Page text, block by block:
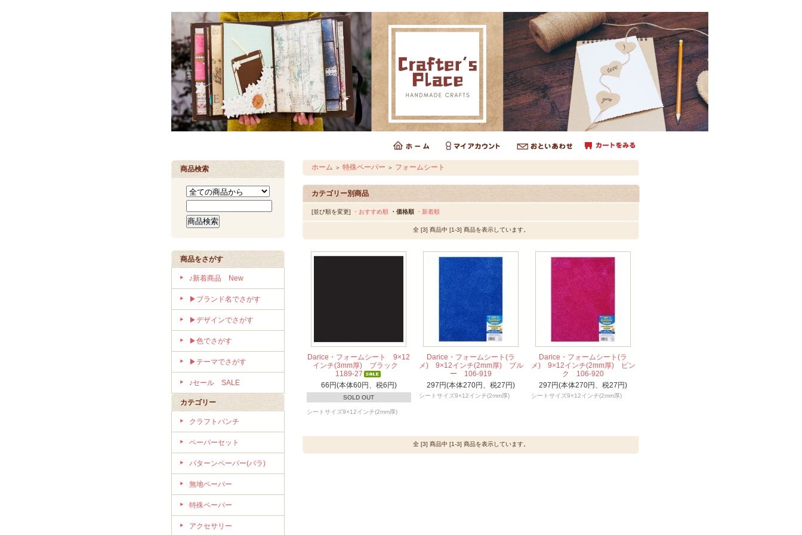
商品検索
商品をさがす
♪新着商品 New
▶ブランド名でさがす
▶デザインでさがす
▶色でさがす
▶テーマでさがす
♪セール SALE
カテゴリー
クラフトパンチ
ペーパーセット
パターンペーパー(バラ)
無地ペーパー
特殊ペーパー
アクセサリー
ホーム ＞ 特殊ペーパー ＞ フォームシート
カテゴリー別商品
[並び順を変更] ・おすすめ順 ・価格順 ・新着順
全 [3] 商品中 [1-3] 商品を表示しています。
Darice・フォームシート 9×12
インチ(3mm厚) ブラック
1189-27
66円(本体60円、税6円)
SOLD OUT
シートサイズ9×12インチ(2mm厚)
Darice・フォームシート(ラ
メ) 9×12インチ(2mm厚) ブル
ー 106-919
297円(本体270円、税27円)
シートサイズ9×12インチ(2mm厚)
Darice・フォームシート(ラ
メ) 9×12インチ(2mm厚) ピン
ク 106-920
297円(本体270円、税27円)
シートサイズ9×12インチ(2mm厚)
全 [3] 商品中 [1-3] 商品を表示しています。